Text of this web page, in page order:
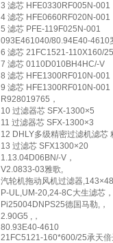
3 滤芯 HFE0330RF005N-001
4 滤芯 HFE0660RF020N-001
5 滤芯 PFE-119F025N-001
093E461040/80.94E40-4610
6 滤芯 21FC1521-110X160/
7 滤芯 0110D010BH4HC/-V
8 滤芯 HFE1300RF010N-001
9 滤芯 HFE1300RF010N-001
R928019765，
10 过滤器芯 SFX-1300×5
11 过滤器芯 SFX-1300×3
12 DHLY多级精密过滤机滤
13 过滤芯 SFX1300×20
1.13.04D06BN/-V，
V2.0833-03雅歌,
汽轮机拖动风机过滤器
P-UL,UM-20,24-8C大生滤芯，
Pi25004DNPS25德国马勒,，
2.90G5 ,，
80.93E40-4610
21FC5121-160*600/25承天倍